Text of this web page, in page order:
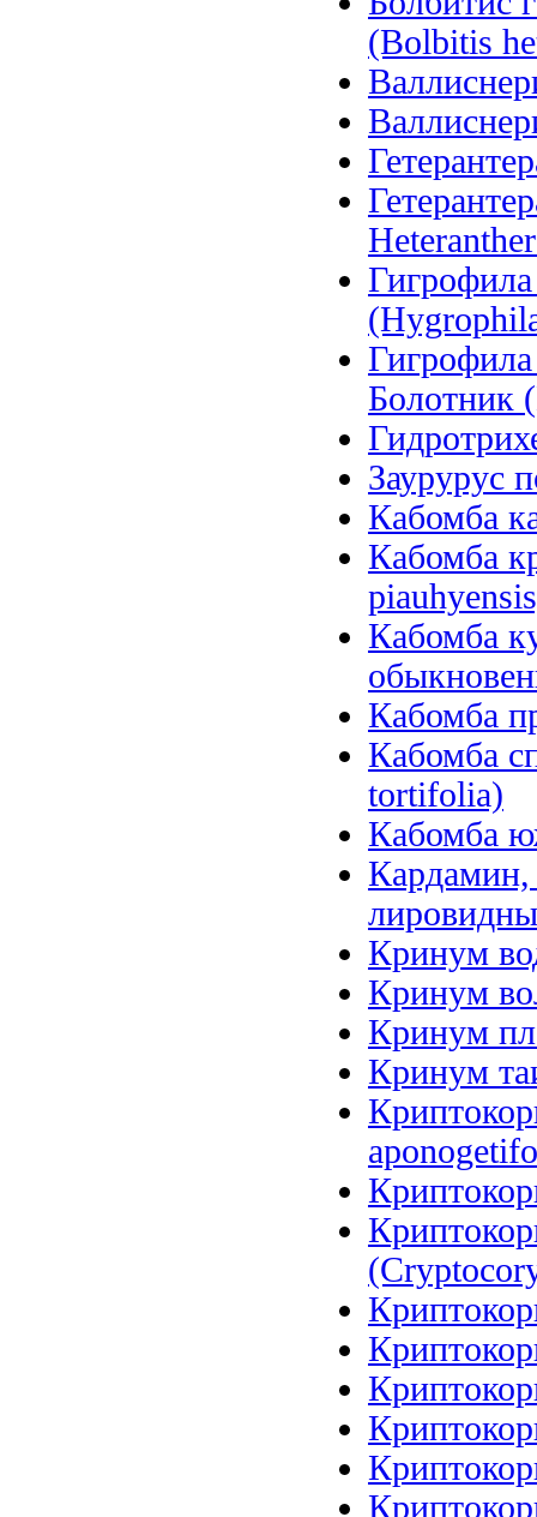
(Bolbitis
Болотник
Заурурус
Кабомба
Кабомба
Кабомба
Кабомба
Кабомба
tortifolia)
Кабомба
Кардамин,
Кринум
Кринум
Кринум
Кринум